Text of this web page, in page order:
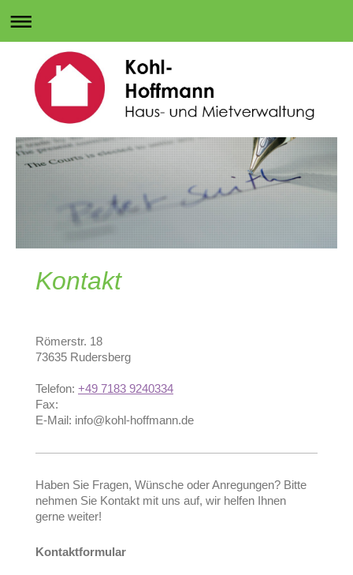
Kontakt
Römerstr. 18
73635 Rudersberg
Telefon: +49 7183 9240334
Fax:
E-Mail: info@kohl-hoffmann.de
Haben Sie Fragen, Wünsche oder Anregungen? Bitte
nehmen Sie Kontakt mit uns auf, wir helfen Ihnen
gerne weiter!
Kontaktformular